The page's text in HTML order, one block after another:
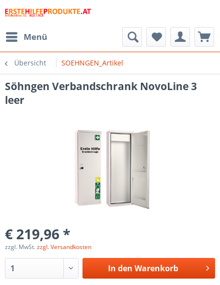
Menü
Übersicht SOEHNGEN_Artikel
Söhngen Verbandschrank NovoLine 3
leer
€ 219,96 *
zzgl. MwSt.zzgl. Versandkosten
In den Warenkorb